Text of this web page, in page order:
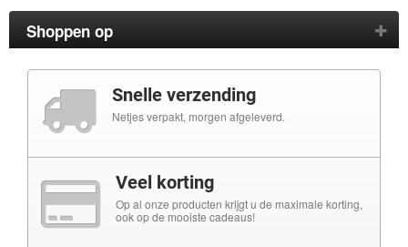
Shoppen op
Snelle verzending
Netjes verpakt, morgen afgeleverd.
Veel korting
Op al onze producten krijgt u de maximale korting,
ook op de mooiste cadeaus!